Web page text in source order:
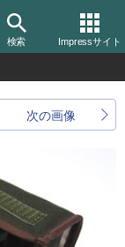
検索 Impressサイト
次の画像